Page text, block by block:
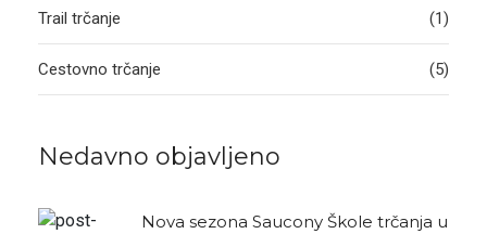
Trail trčanje (1)
Cestovno trčanje (5)
Nedavno objavljeno
Nova sezona Saucony Škole trčanja u